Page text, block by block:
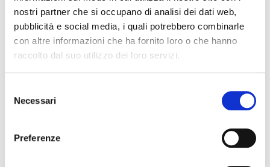
nostri partner che si occupano di analisi dei dati web,
pubblicità e social media, i quali potrebbero combinarle
con altre informazioni che ha fornito loro o che hanno
raccolto dal suo utilizzo dei loro servizi.
delNecessari
Preferenze
• Forma ergonomica
• Ampia tasca multiuso
errori o difformità sull’aspetto e nella descrizione dei beni e dei loro
accessori. Le immagini e le descrizioni devono quindi intendersi
come indicative. Farà fede la descrizione del prodotto contenuta nel